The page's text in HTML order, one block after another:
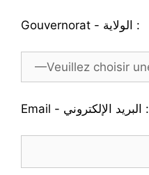
Gouvernorat - الولاية :
Email - البريد الإلكتروني :